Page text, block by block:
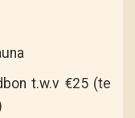
t.w.v €25 (te